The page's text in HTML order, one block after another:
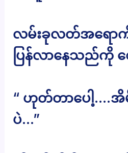
လမ်းခုလတ်အရောက်
ပြန်လာနေသည်
“ ဟုတ်တာပေါ့….
ပဲ…”